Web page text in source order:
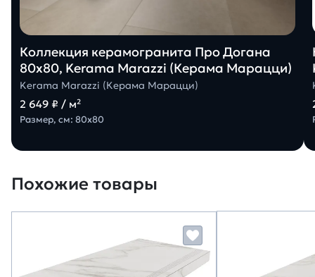
Коллекция керамогранита Про Догана
80х80, Kerama Marazzi (Керама Марацци)
Kerama Marazzi (Керама Марацци)
2 649 ₽ / м²
Размер, см: 80х80
Похожие товары